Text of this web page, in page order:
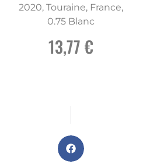
2020, Touraine, France,
0.75 Blanc
13,77 €